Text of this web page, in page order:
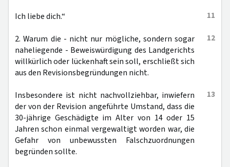
11
Ich liebe dich.“
12
2. Warum die - nicht nur mögliche, sondern sogar
naheliegende - Beweiswürdigung des Landgerichts
willkürlich oder lückenhaft sein soll, erschließt sich
aus den Revisionsbegründungen nicht.
13
Insbesondere ist nicht nachvollziehbar, inwiefern
der von der Revision angeführte Umstand, dass die
30-jährige Geschädigte im Alter von 14 oder 15
Jahren schon einmal vergewaltigt worden war, die
Gefahr von unbewussten Falschzuordnungen
begründen sollte.